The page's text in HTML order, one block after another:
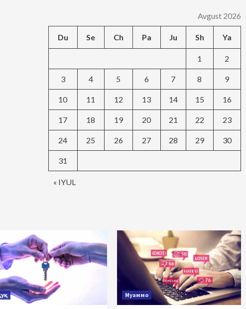
Avgust 2026
Du Se Ch Pa Ju Sh Ya
« IYUL
1 2
3 4 5 6 7 8 9
10 11 12 13 14 15 16
17 18 19 20 21 22 23
24 25 26 27 28 29 30
31
Муаммо